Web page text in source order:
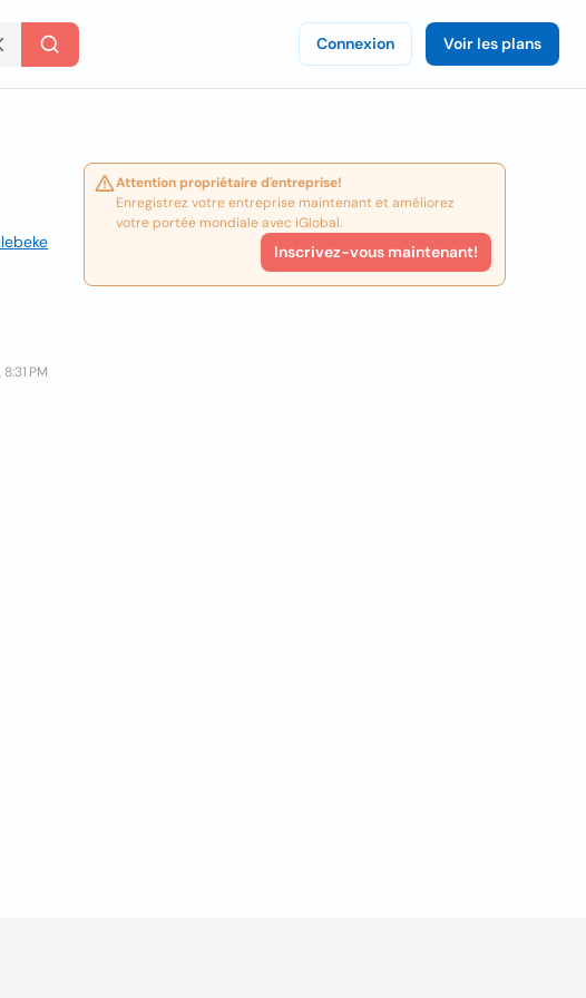
Connexion Voir les plans
PM
Attention propriétaire d'entreprise!
Enregistrez votre entreprise maintenant et améliorez
votre portée mondiale avec iGlobal.
Inscrivez-vous maintenant!